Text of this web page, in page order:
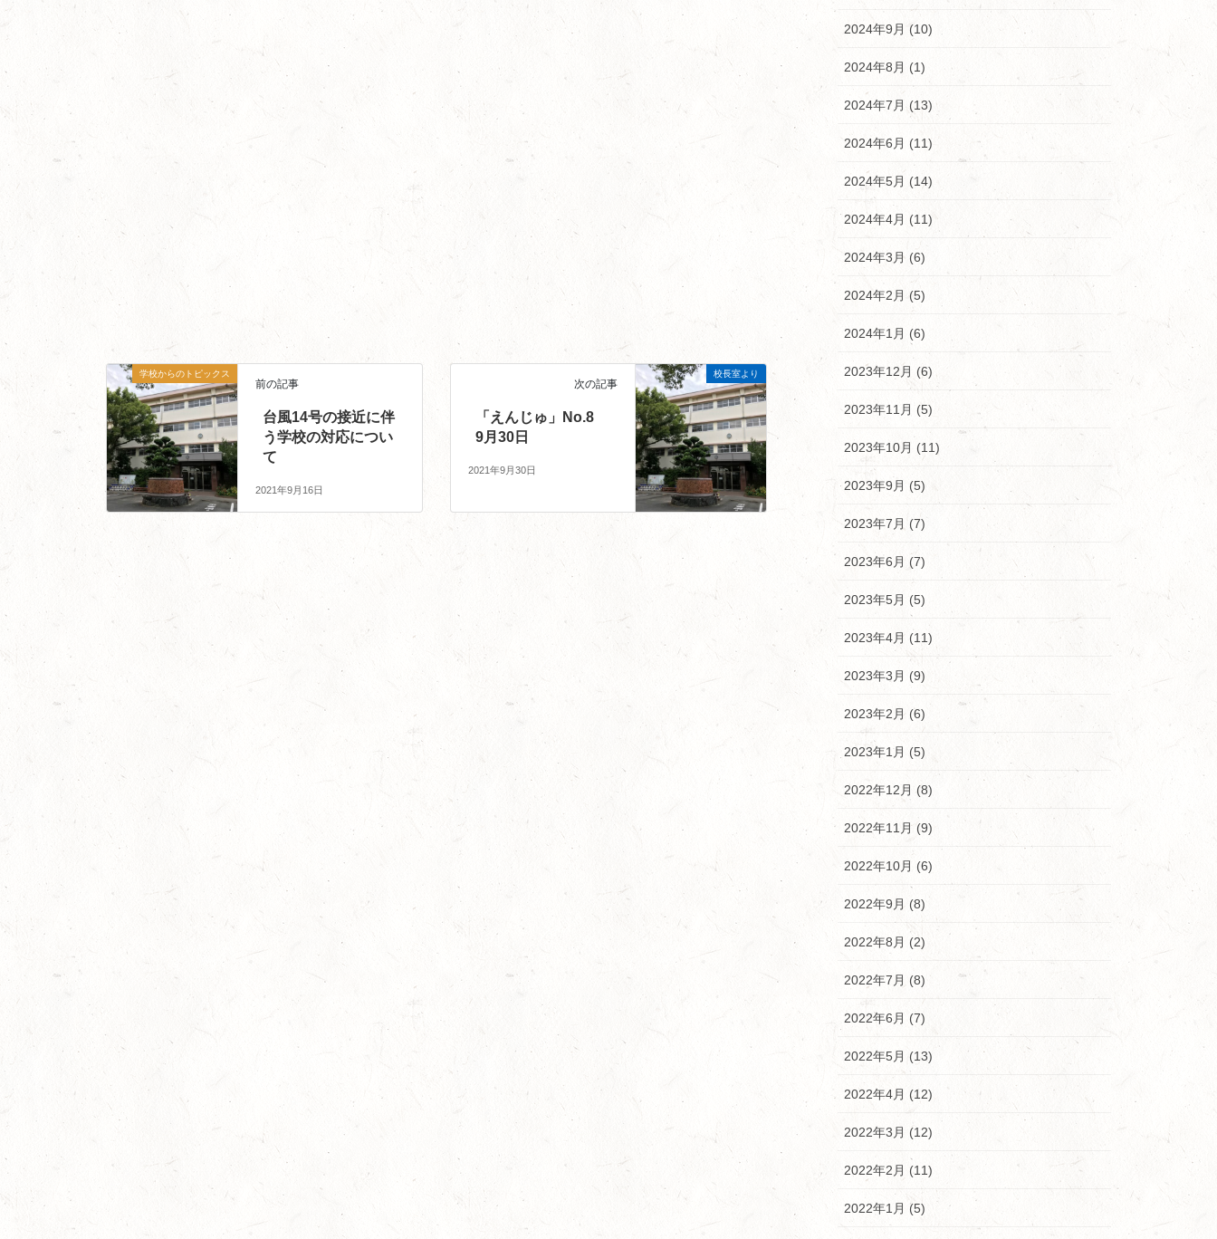
学校からのトピックス
前の記事
台風14号の接近に伴
う学校の対応につい
て
2021年9月16日
校長室より
次の記事
「えんじゅ」No.8
9月30日
2021年9月30日
2024年9月 (10)
2024年8月 (1)
2024年7月 (13)
2024年6月 (11)
2024年5月 (14)
2024年4月 (11)
2024年3月 (6)
2024年2月 (5)
2024年1月 (6)
2023年12月 (6)
2023年11月 (5)
2023年10月 (11)
2023年9月 (5)
2023年7月 (7)
2023年6月 (7)
2023年5月 (5)
2023年4月 (11)
2023年3月 (9)
2023年2月 (6)
2023年1月 (5)
2022年12月 (8)
2022年11月 (9)
2022年10月 (6)
2022年9月 (8)
2022年8月 (2)
2022年7月 (8)
2022年6月 (7)
2022年5月 (13)
2022年4月 (12)
2022年3月 (12)
2022年2月 (11)
2022年1月 (5)